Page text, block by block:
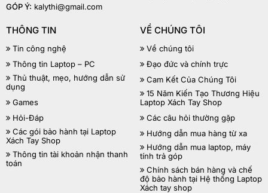
GÓP Ý: kalythi@gmail.com
THÔNG TIN
Tin công nghệ
Thông tin Laptop – PC
Thủ thuật, mẹo, hướng dẫn sử
dụng
Games
Hỏi-Đáp
Các gói bảo hành tại Laptop
Xách Tay Shop
Thông tin tài khoản nhận thanh
toán
VỀ CHÚNG TÔI
Về chúng tôi
Đạo đức và chính trực
Cam Kết Của Chúng Tôi
15 Năm Kiến Tạo Thương Hiệu
Laptop Xách Tay Shop
Các câu hỏi thường gặp
Hướng dẫn mua hàng từ xa
Hướng dẫn mua laptop, máy
tính trả góp
Chính sách bán hàng và chế
độ bảo hành tại Hệ thống Laptop
Xách tay shop